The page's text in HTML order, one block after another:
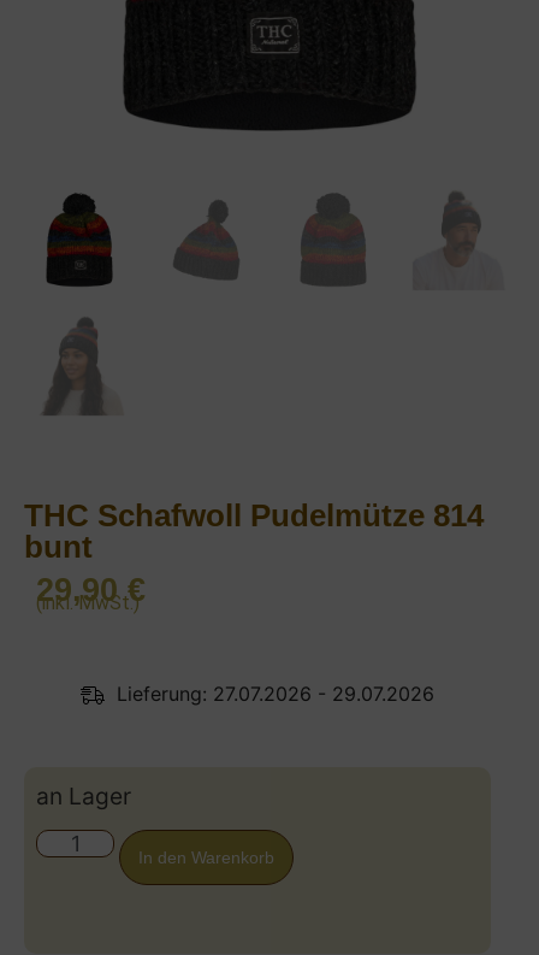
THC Schafwoll Pudelmütze 814
bunt
29,90€
(inkl. MwSt.)
Lieferung: 27.07.2026 - 29.07.2026
an Lager
In den Warenkorb